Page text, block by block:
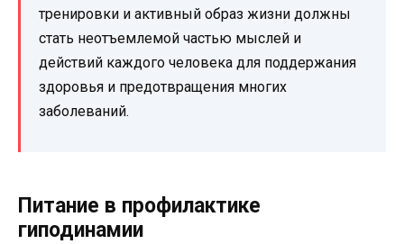
тренировки и активный образ жизни должны
стать неотъемлемой частью мыслей и
действий каждого человека для поддержания
здоровья и предотвращения многих
заболеваний.
Питание в профилактике
гиподинамии